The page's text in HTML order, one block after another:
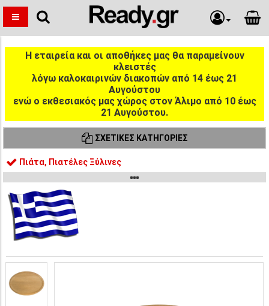
Η εταιρεία και οι αποθήκες μας θα παραμείνουν
κλειστές
λόγω καλοκαιρινών διακοπών από 14 έως 21
Αυγούστου
ενώ ο εκθεσιακός μας χώρος στον Άλιμο από 10 έως
21 Αυγούστου.
ΣΧΕΤΙΚΈΣ ΚΑΤΗΓΟΡΊΕΣ
Πιάτα, Πιατέλες Ξύλινες